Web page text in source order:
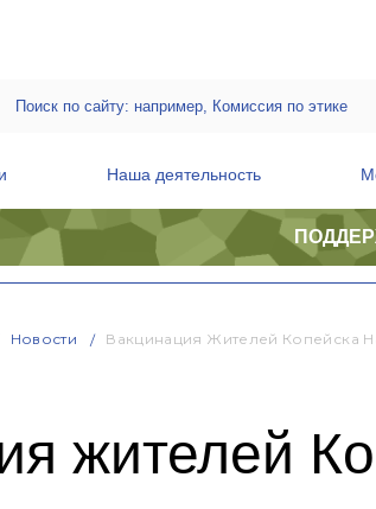
Наша деятельность
Новости Вакцинация Жителей Копейска
жителей